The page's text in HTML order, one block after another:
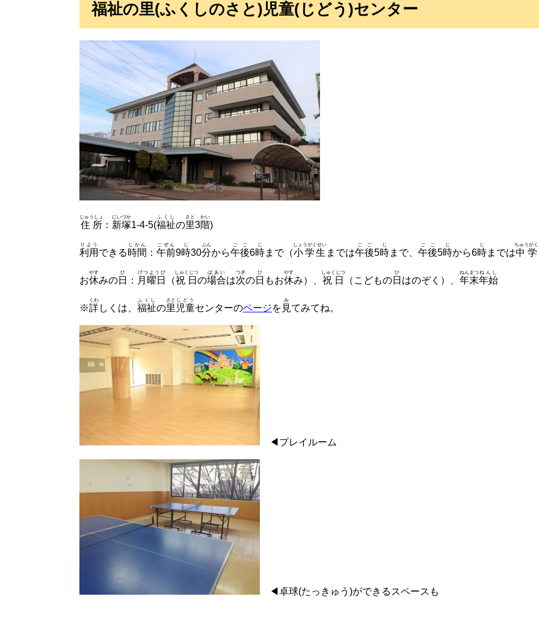
福祉の里(ふくしのさと)児童(じどう)センター
住所
じゅうしょ
： 新塚
にいづか
1-4-5(福祉
ふくし
の里
さと
3階
かい
)
利用
りよう
できる時間
じかん
： 午前
ごぜん
9時
じ
30分
ぷん
から午後
ごご
6時
じ
まで（小学生
しょうがくせい
までは午後
ごご
5時
じ
まで、 午後
ごご
5時
じ
から6時
じ
までは中学
ちゅうがく
お休
やす
みの日
ひ
： 月曜日
げつようび
（祝日
しゅくじつ
の場合
ばあい
は次
つぎ
の日
ひ
もお休
やす
み）、 祝日
しゅくじつ
（こどもの日
ひ
はのぞく）、 年末
ねんまつ
年始
ねんし
※詳
くわ
しくは、 福祉
ふくし
の里
さと
児童
じどう
センターのページを 見
み
てみてね。
◀プレイルーム
◀卓球(たっきゅう)ができるスペースも